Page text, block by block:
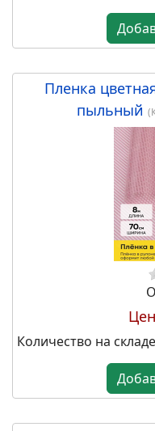
Количество на
Пленка
пыльный
Количество на